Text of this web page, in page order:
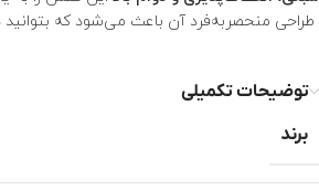
طراحی منحصربه‌فرد آن باعث می‌شود که بتوانید
توضیحات تکمیلی
برند